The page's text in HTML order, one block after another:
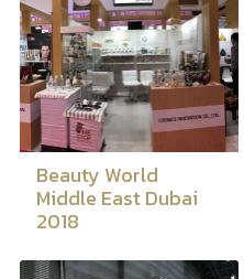
Beauty World
Middle East Dubai
2018